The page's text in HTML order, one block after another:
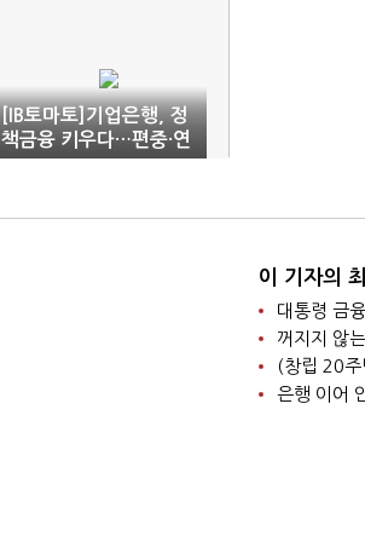
[IB토마토]기업은행, 정
책금융 키우다…편중·연
체율 '경고등'
이 기자의
대통령 금
꺼지지 않
(창립 20주
은행 이어